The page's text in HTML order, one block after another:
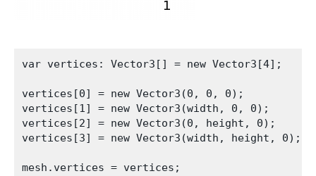
var vertices: Vector3[] = new Vector3[4];
vertices[0] = new Vector3(0, 0, 0);
vertices[1] = new Vector3(width, 0, 0);
vertices[2] = new Vector3(0, height, 0);
vertices[3] = new Vector3(width, height, 0);
mesh.vertices = vertices;